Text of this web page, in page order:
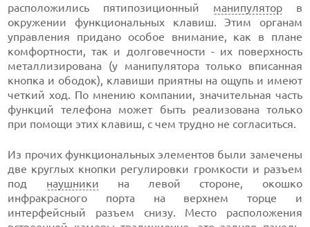
расположились пятипозиционный манипуляторв
окружении функциональных клавиш. Этим органам
управления придано особое внимание, как в плане
комфортности, так и долговечности - их поверхность
металлизирована (у манипулятора только вписанная
кнопка и ободок), клавиши приятны на ощупь и имеют
четкий ход. По мнению компании, значительная часть
функций телефона может быть реализована только
при помощи этих клавиш, с чем трудно не согласиться.
Из прочих функциональных элементов были замечены
две круглых кнопки регулировки громкости и разъем
под наушники на левой стороне, окошко
инфракрасного порта на верхнем торце и
интерфейсный разъем снизу. Место расположения